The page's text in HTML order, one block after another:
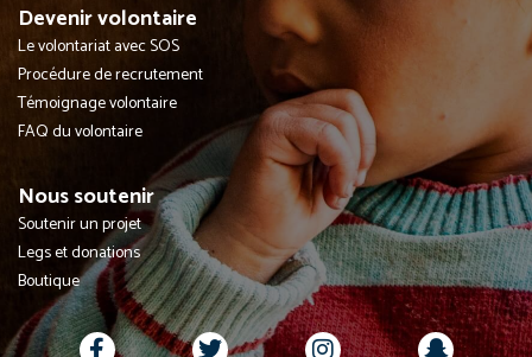
Devenir volontaire
Le volontariat avec SOS
Procédure de recrutement
Témoignage volontaire
FAQ du volontaire
Nous soutenir
Soutenir un projet
Legs et donations
Boutique